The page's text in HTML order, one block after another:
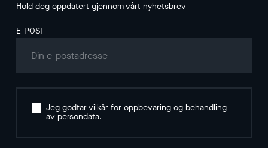
Hold deg oppdatert gjennom vårt nyhetsbrev
E-POST
Jeg godtar vilkår for oppbevaring og behandling
av persondata.